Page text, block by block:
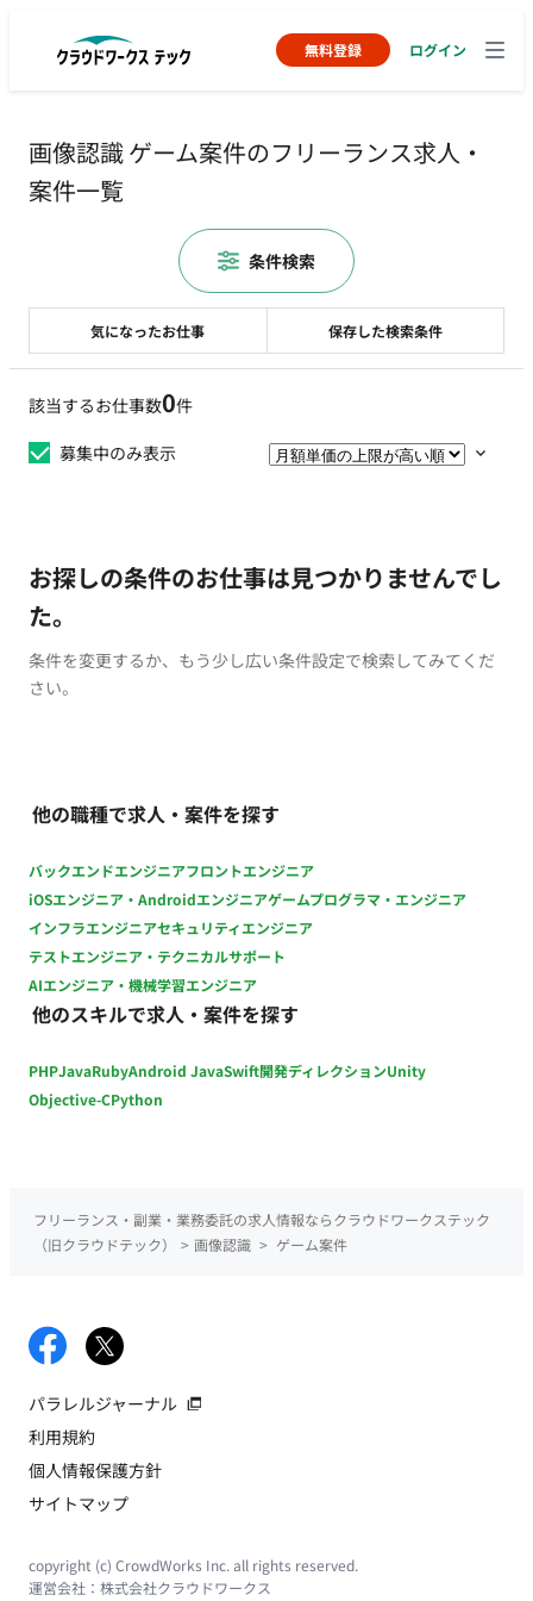
無料登録 ログイン
画像認識 ゲーム案件のフリーランス求人・
案件一覧
該当するお仕事数0件
募集中のみ表示
お探しの条件のお仕事は見つかりませんでし
た。
条件を変更するか、もう少し広い条件設定で検索してみてくだ
さい。
他の職種で求人・案件を探す
バックエンドエンジニアフロントエンジニア
iOSエンジニア・Androidエンジニアゲームプログラマ・エンジニア
インフラエンジニアセキュリティエンジニア
テストエンジニア・テクニカルサポート
AIエンジニア・機械学習エンジニア
他のスキルで求人・案件を探す
PHPJavaRubyAndroid JavaSwift開発ディレクションUnity
Objective-CPython
気になったお仕事 保存した検索条件
条件検索
フリーランス・副業・業務委託の求人情報ならクラウドワークステック
（旧クラウドテック）
> 画像認識 > ゲーム案件
パラレルジャーナル
利用規約
個人情報保護方針
サイトマップ
copyright (c) CrowdWorks Inc. all rights reserved.
運営会社： 株式会社クラウドワークス